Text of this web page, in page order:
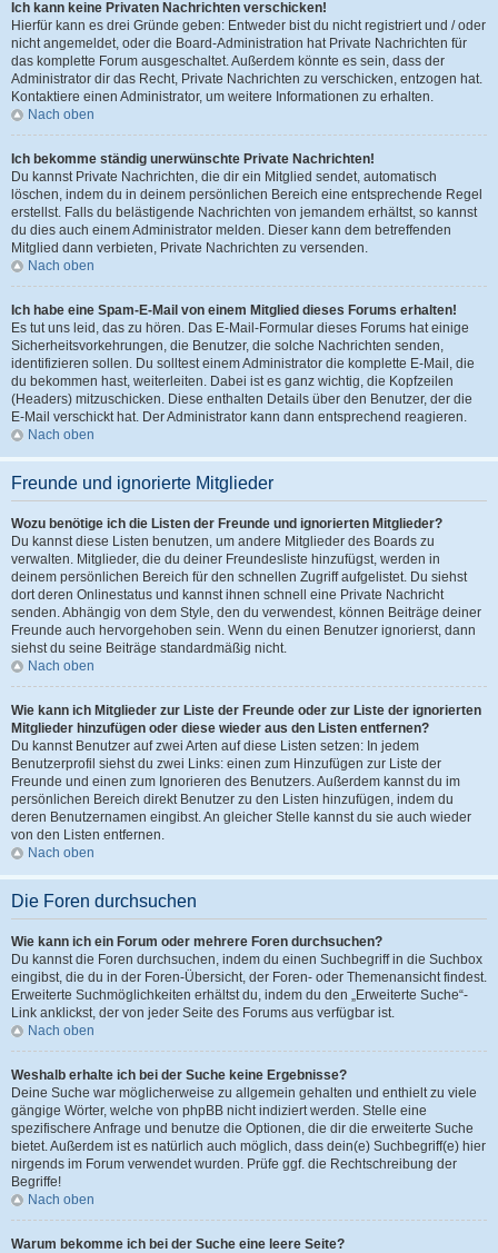
Ich kann keine Privaten Nachrichten verschicken!
Hierfür kann es drei Gründe geben: Entweder bist du nicht registriert und / oder
nicht angemeldet, oder die Board-Administration hat Private Nachrichten für
das komplette Forum ausgeschaltet. Außerdem könnte es sein, dass der
Administrator dir das Recht, Private Nachrichten zu verschicken, entzogen hat.
Kontaktiere einen Administrator, um weitere Informationen zu erhalten.
Nach oben
Ich bekomme ständig unerwünschte Private Nachrichten!
Du kannst Private Nachrichten, die dir ein Mitglied sendet, automatisch
löschen, indem du in deinem persönlichen Bereich eine entsprechende Regel
erstellst. Falls du belästigende Nachrichten von jemandem erhältst, so kannst
du dies auch einem Administrator melden. Dieser kann dem betreffenden
Mitglied dann verbieten, Private Nachrichten zu versenden.
Nach oben
Ich habe eine Spam-E-Mail von einem Mitglied dieses Forums erhalten!
Es tut uns leid, das zu hören. Das E-Mail-Formular dieses Forums hat einige
Sicherheitsvorkehrungen, die Benutzer, die solche Nachrichten senden,
identifizieren sollen. Du solltest einem Administrator die komplette E-Mail, die
du bekommen hast, weiterleiten. Dabei ist es ganz wichtig, die Kopfzeilen
(Headers) mitzuschicken. Diese enthalten Details über den Benutzer, der die
E-Mail verschickt hat. Der Administrator kann dann entsprechend reagieren.
Nach oben
Freunde und ignorierte Mitglieder
Wozu benötige ich die Listen der Freunde und ignorierten Mitglieder?
Du kannst diese Listen benutzen, um andere Mitglieder des Boards zu
verwalten. Mitglieder, die du deiner Freundesliste hinzufügst, werden in
deinem persönlichen Bereich für den schnellen Zugriff aufgelistet. Du siehst
dort deren Onlinestatus und kannst ihnen schnell eine Private Nachricht
senden. Abhängig von dem Style, den du verwendest, können Beiträge deiner
Freunde auch hervorgehoben sein. Wenn du einen Benutzer ignorierst, dann
siehst du seine Beiträge standardmäßig nicht.
Nach oben
Wie kann ich Mitglieder zur Liste der Freunde oder zur Liste der ignorierten
Mitglieder hinzufügen oder diese wieder aus den Listen entfernen?
Du kannst Benutzer auf zwei Arten auf diese Listen setzen: In jedem
Benutzerprofil siehst du zwei Links: einen zum Hinzufügen zur Liste der
Freunde und einen zum Ignorieren des Benutzers. Außerdem kannst du im
persönlichen Bereich direkt Benutzer zu den Listen hinzufügen, indem du
deren Benutzernamen eingibst. An gleicher Stelle kannst du sie auch wieder
von den Listen entfernen.
Nach oben
Die Foren durchsuchen
Wie kann ich ein Forum oder mehrere Foren durchsuchen?
Du kannst die Foren durchsuchen, indem du einen Suchbegriff in die Suchbox
eingibst, die du in der Foren-Übersicht, der Foren- oder Themenansicht findest.
Erweiterte Suchmöglichkeiten erhältst du, indem du den „Erweiterte Suche“-
Link anklickst, der von jeder Seite des Forums aus verfügbar ist.
Nach oben
Weshalb erhalte ich bei der Suche keine Ergebnisse?
Deine Suche war möglicherweise zu allgemein gehalten und enthielt zu viele
gängige Wörter, welche von phpBB nicht indiziert werden. Stelle eine
spezifischere Anfrage und benutze die Optionen, die dir die erweiterte Suche
bietet. Außerdem ist es natürlich auch möglich, dass dein(e) Suchbegriff(e) hier
nirgends im Forum verwendet wurden. Prüfe ggf. die Rechtschreibung der
Begriffe!
Nach oben
Warum bekomme ich bei der Suche eine leere Seite?